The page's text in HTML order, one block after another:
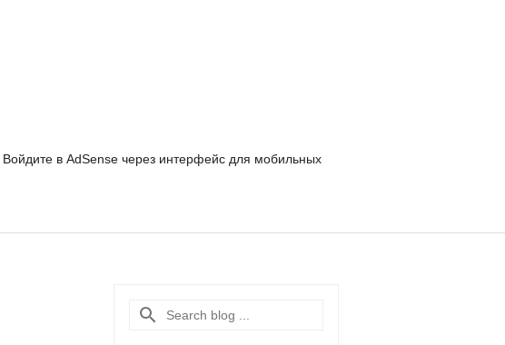
Войдите в AdSense через интерфейс для мобильных